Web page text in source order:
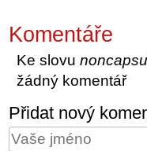
Komentáře
Ke slovu
žádný komentář
Přidat nový